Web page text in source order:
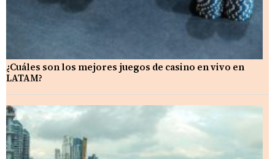
¿Cuáles son los mejores juegos de casino en vivo en
LATAM?